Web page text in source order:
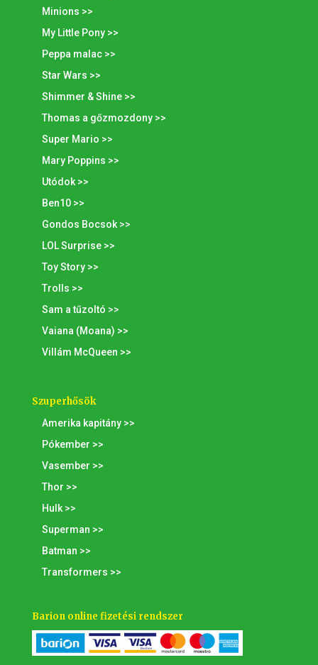
Minions >>
My Little Pony >>
Peppa malac >>
Star Wars >>
Shimmer & Shine >>
Thomas a gőzmozdony >>
Super Mario >>
Mary Poppins >>
Utódok >>
Ben10 >>
Gondos Bocsok >>
LOL Surprise >>
Toy Story >>
Trolls >>
Sam a tűzoltó >>
Vaiana (Moana) >>
Villám McQueen >>
Szuperhősök
Amerika kapitány >>
Pókember >>
Vasember >>
Thor >>
Hulk >>
Superman >>
Batman >>
Transformers >>
Barion online fizetési rendszer